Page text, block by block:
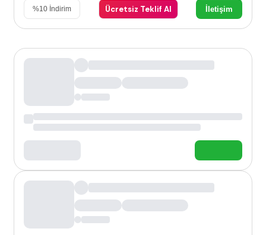
%10 İndirim Ücretsiz Teklif Al İletişim